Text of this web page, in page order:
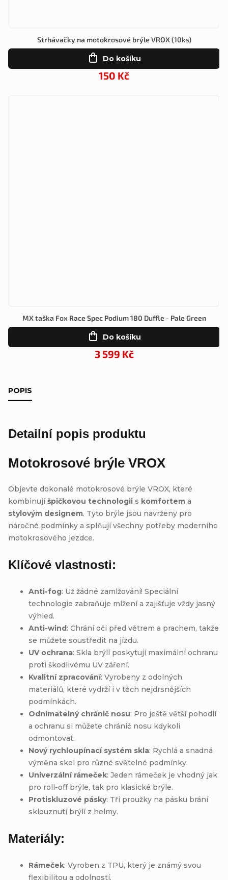
Strhávačky na motokrosové brýle VROX (10ks)
150 Kč
Do košíku
MX taška Fox Race Spec Podium 180 Duffle - Pale Green
3 599 Kč
Do košíku
POPIS
Detailní popis produktu
Motokrosové brýle VROX
Objevte dokonalé motokrosové brýle VROX, které
kombinujíšpičkovou technologii s komfortem a
stylovým designem. Tyto brýle jsou navrženy pro
náročné podmínky a splňují všechny potřeby moderního
motokrosového jezdce.
Klíčové vlastnosti:
Anti-fog: Už žádné zamlžování! Speciální
technologie zabraňuje mlžení a zajišťuje vždy jasný
výhled.
Anti-wind: Chrání oči před větrem a prachem, takže
se můžete soustředit na jízdu.
UV ochrana: Skla brýlí poskytují maximální ochranu
proti škodlivému UV záření.
Kvalitní zpracování: Vyrobeny z odolných
materiálů, které vydrží i v těch nejdrsnějších
podmínkách.
Odnímatelný chránič nosu: Pro ještě větší pohodlí
a ochranu si můžete chránič nosu kdykoli
odmontovat.
Nový rychloupínací systém skla: Rychlá a snadná
výměna skel pro různé světelné podmínky.
Univerzální rámeček: Jeden rámeček je vhodný jak
pro roll-off brýle, tak pro klasické brýle.
Protiskluzové pásky: Tři proužky na pásku brání
sklouznutí brýlí z helmy.
Materiály:
Rámeček: Vyroben z TPU, který je známý svou
flexibilitou a odolností.